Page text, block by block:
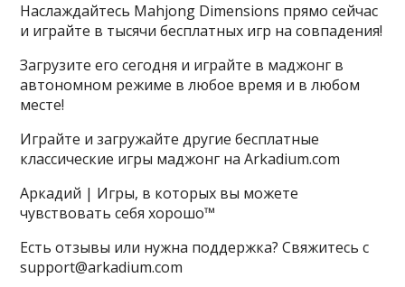
Наслаждайтесь Mahjong Dimensions прямо сейчас
и играйте в тысячи бесплатных игр на совпадения!
Загрузите его сегодня и играйте в маджонг в
автономном режиме в любое время и в любом
месте!
Играйте и загружайте другие бесплатные
классические игры маджонг на Arkadium.com
Аркадий | Игры, в которых вы можете
чувствовать себя хорошо™
Есть отзывы или нужна поддержка? Свяжитесь с
support@arkadium.com